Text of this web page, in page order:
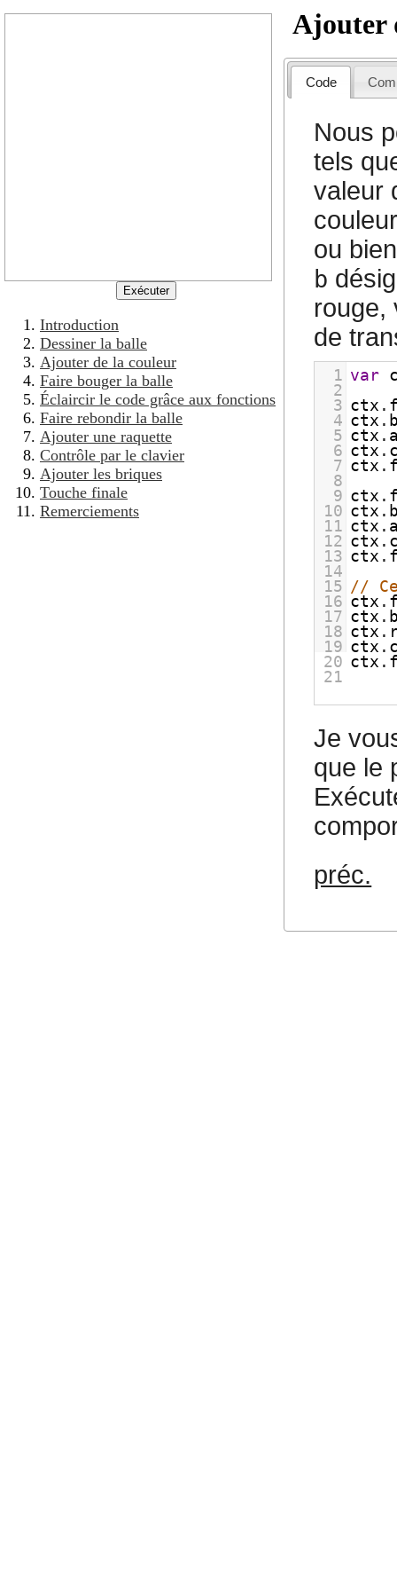
Introduction
Dessiner la balle
Ajouter de la couleur
Faire bouger la balle
Éclaircir le code grâce aux fonctions
Faire rebondir la balle
Ajouter une raquette
Contrôle par le clavier
Ajouter les briques
Touche finale
Remerciements
Ajouter
Code
Nous
tels
valeur
ou
b
rouge,
de
var ctx
1
2
3
4
5
6
7
8
9
10
11
12
13
14
15
16
17
18
19
20
21
var
ctx .
ctx .
ctx .
ctx .
ctx .
ctx .
ctx .
ctx .
ctx .
ctx .
//
ctx .
ctx .
ctx .
ctx .
ctx .
Je
que le
préc.